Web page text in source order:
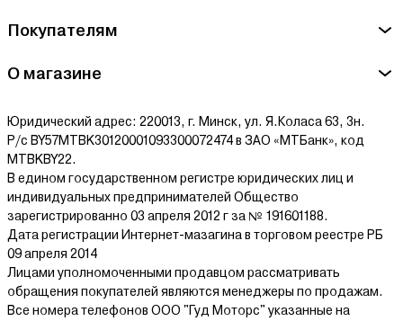
Покупателям
О магазине
Юридический адрес: 220013, г. Минск, ул. Я.Коласа 63, 3н.
Р/с BY57MTBK30120001093300072474 в ЗАО «МТБанк», код
MTBKBY22.
В едином государственном регистре юридических лиц и
индивидуальных предпринимателей Общество
зарегистрированно 03 апреля 2012 г за № 191601188.
Дата регистрации Интернет-мазагина в торговом реестре РБ
09 апреля 2014
Лицами уполномоченными продавцом рассматривать
обращения покупателей являются менеджеры по продажам.
Все номера телефонов ООО "Гуд Моторс" указанные на